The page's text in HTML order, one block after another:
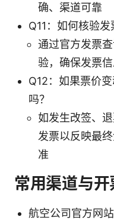
确、渠道可靠
Q11：如何核验发
通过官方发票
验，确保发票
Q12：如果票价
吗？
如发生改签、
发票以反映最
准
常用渠道与
航空公司官方网站